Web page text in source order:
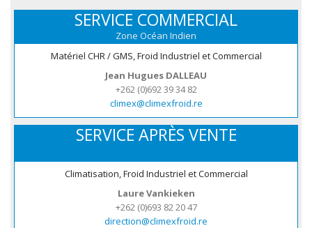
SERVICE COMMERCIAL
Zone Océan Indien
Matériel CHR / GMS, Froid Industriel et Commercial
Jean Hugues DALLEAU
+262 (0)692 39 34 82
climex@climexfroid.re
SERVICE APRÈS VENTE
Climatisation, Froid Industriel et Commercial
Laure Vankieken
+262 (0)693 82 20 47
direction@climexfroid.re